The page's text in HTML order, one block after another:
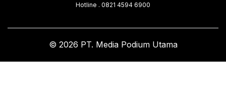
Hotline . 0821 4594 6900
© 2026 PT. Media Podium Utama